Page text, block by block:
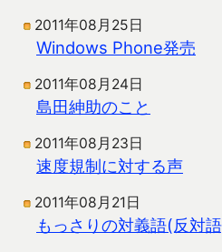
2011年08月25日
Windows Phone発売
2011年08月24日
島田紳助のこと
2011年08月23日
速度規制に対する声
2011年08月21日
もっさりの対義語(反対